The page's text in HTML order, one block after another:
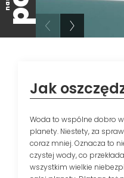
Jak
Woda to wspólne dobro
planety. Niestety, za
coraz mniej. Oznacza to
czystej wody, co
wszystkim wielkie